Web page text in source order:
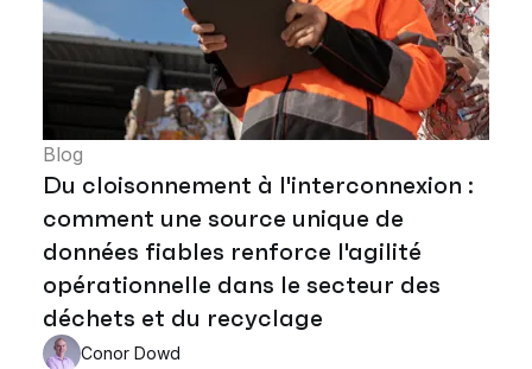
Blog
Du cloisonnement à l'interconnexion :
comment une source unique de
données fiables renforce l'agilité
opérationnelle dans le secteur des
déchets et du recyclage
Conor Dowd